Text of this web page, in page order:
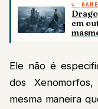
em
Ele não é
dos
mesma maneira